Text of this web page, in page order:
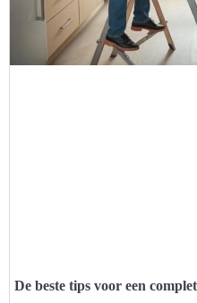
De beste tips voor een